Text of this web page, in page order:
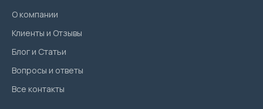
О компании
Клиенты и Отзывы
Блог и Статьи
Вопросы и ответы
Все контакты